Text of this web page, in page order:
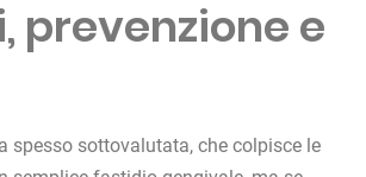
prevenzione e
sottovalutata, che colpisce le